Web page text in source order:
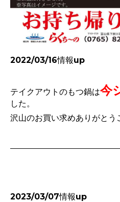
2022/03/16情報up
テイクアウトのもつ鍋は今
した。
沢山のお買い求めありがとう
2023/03/07情報up